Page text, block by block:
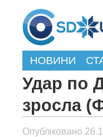
НОВИНИ
Удар по
зросла
Опубліковано